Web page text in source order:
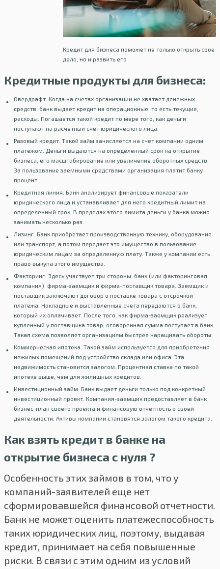
Кредит для бизнеса поможет не только открыть свое
дело, но и развить его
Кредитные продукты для бизнеса:
Овердрафт. Когда на счетах организации не хватает денежных
средств, банк выдает кредит на операционные, то есть текущие,
расходы. Погашается такой кредит по мере того, как деньги
поступают на расчетный счет юридического лица.
Разовый кредит. Такой займ зачисляется на счет компании одним
платежом. Деньги выдаются на определенный срок на открытие
бизнеса, его масштабирование или увеличение оборотных средств.
За пользование заемными средствами организация платит банку
процент.
Кредитная линия. Банк анализирует финансовые показатели
юридического лица и устанавливает для него кредитный лимит на
определенный срок. В пределах этого лимита деньги у банка можно
занимать несколько раз.
Лизинг. Банк приобретает производственную технику, оборудование
или транспорт, а потом передает это имущество в пользование
юридическим лицам за определенную плату. Также у компании есть
право выкупа этого имущества.
Факторинг. Здесь участвует три стороны: банк (или факторинговая
компания), фирма-заемщик и фирма-поставщик товара. Заемщик и
поставщик заключают договор о поставке товара с отсрочкой
платежа. Накладные и выставленные счета передаются в банк,
который их оплачивает. После того, как фирма-заемщик реализует
купленный у поставщика товар, оговоренная сумма поступает в банк.
Такая схема позволяет организациям быстрее наращивать обороты.
Коммерческая ипотека. Такой займ используется для приобретения
нежилых помещений под устройство склада или офиса. Эта
недвижимость становится залогом. Процентная ставка по такой
ипотеке выше, чем для жилищных кредитов.
Инвестиционный займ. Банк выдает деньги только под конкретный
инвестиционный проект. Компания-заемщик предоставляет в банк
бизнес-план своего проекта и финансовую отчетность о своей
деятельности. Активы компании становятся залогом такого кредита.
Как взять кредит в банке на
открытие бизнеса с нуля ?
Особенность этих займов в том, что у
компаний-заявителей еще нет
сформировавшейся финансовой отчетности.
Банк не может оценить платежеспособность
таких юридических лиц, поэтому, выдавая
кредит, принимает на себя повышенные
риски. В связи с этим одним из условий